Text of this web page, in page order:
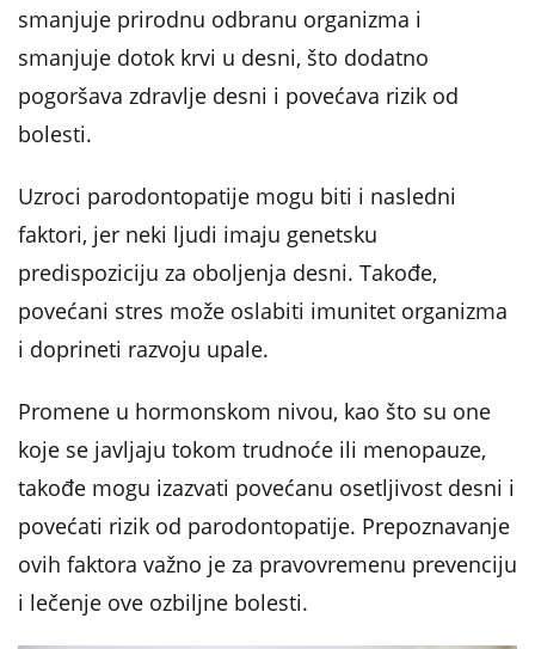
smanjuje prirodnu odbranu organizma i
smanjuje dotok krvi u desni, što dodatno
pogoršava zdravlje desni i povećava rizik od
bolesti.
Uzroci parodontopatije mogu biti i nasledni
faktori, jer neki ljudi imaju genetsku
predispoziciju za oboljenja desni. Takođe,
povećani stres može oslabiti imunitet organizma
i doprineti razvoju upale.
Promene u hormonskom nivou, kao što su one
koje se javljaju tokom trudnoće ili menopauze,
takođe mogu izazvati povećanu osetljivost desni i
povećati rizik od parodontopatije. Prepoznavanje
ovih faktora važno je za pravovremenu prevenciju
i lečenje ove ozbiljne bolesti.